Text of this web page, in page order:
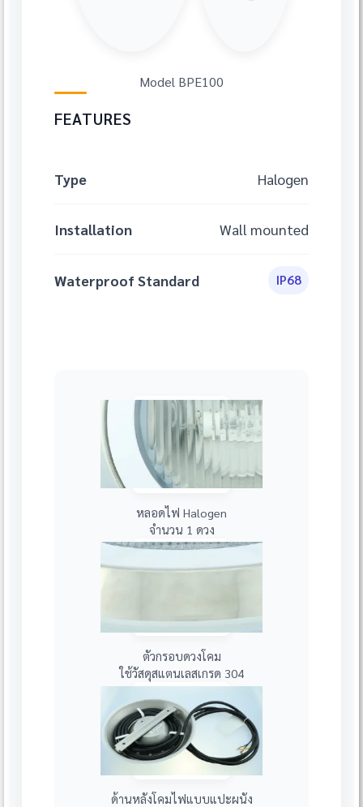
Model BPE100
FEATURES
Type Halogen
Installation Wall mounted
Waterproof Standard IP68
หลอดไฟ Halogen
จำนวน 1 ดวง
ตัวกรอบดวงโคม
ใช้วัสดุสแตนเลสเกรด 304
ด้านหลังโคมไฟแบบแปะผนัง